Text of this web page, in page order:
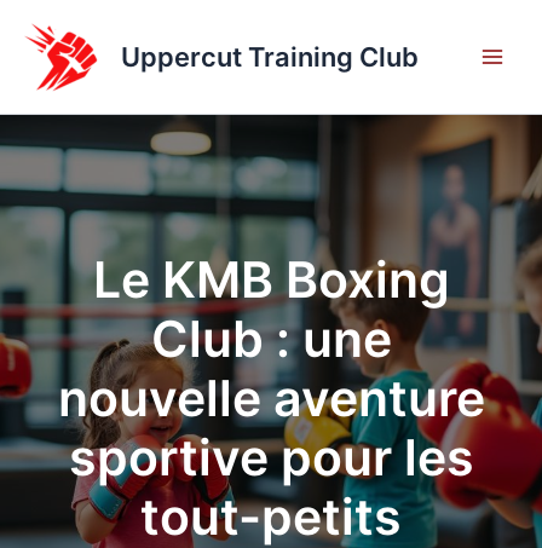
contenu
Uppercut Training Club
Le KMB Boxing
Club : une
nouvelle aventure
sportive pour les
tout-petits